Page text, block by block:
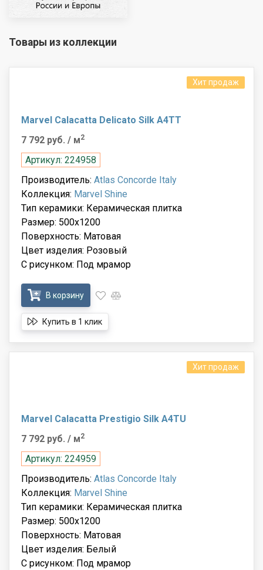
Товары из коллекции
Хит продаж
Marvel Calacatta Delicato Silk A4TT
7 792 руб. / м2
Артикул: 224958
Производитель: Atlas Concorde Italy
Коллекция: Marvel Shine
Тип керамики: Керамическая плитка
Размер: 500x1200
Поверхность: Матовая
Цвет изделия: Розовый
С рисунком: Под мрамор
В корзину
Купить в 1 клик
Хит продаж
Marvel Calacatta Prestigio Silk A4TU
7 792 руб. / м2
Артикул: 224959
Производитель: Atlas Concorde Italy
Коллекция: Marvel Shine
Тип керамики: Керамическая плитка
Размер: 500x1200
Поверхность: Матовая
Цвет изделия: Белый
С рисунком: Под мрамор